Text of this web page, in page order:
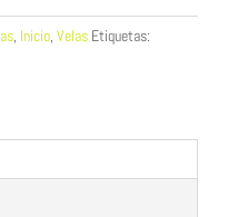
, Inicio, Velas Etiquetas: